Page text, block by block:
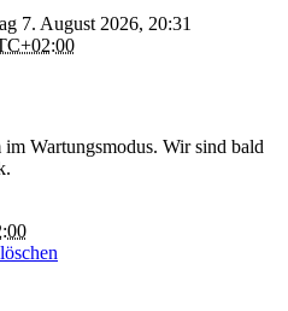
7. August 2026, 20:31
Wartungsmodus. Wir sind bald